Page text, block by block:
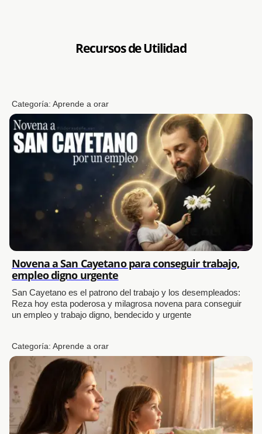
Recursos de Utilidad
Categoría:Aprende a orar
Novena a San Cayetano para conseguir trabajo,
empleo digno urgente
San Cayetano es el patrono del trabajo y los desempleados:
Reza hoy esta poderosa y milagrosa novena para conseguir
un empleo y trabajo digno, bendecido y urgente
Categoría:Aprende a orar